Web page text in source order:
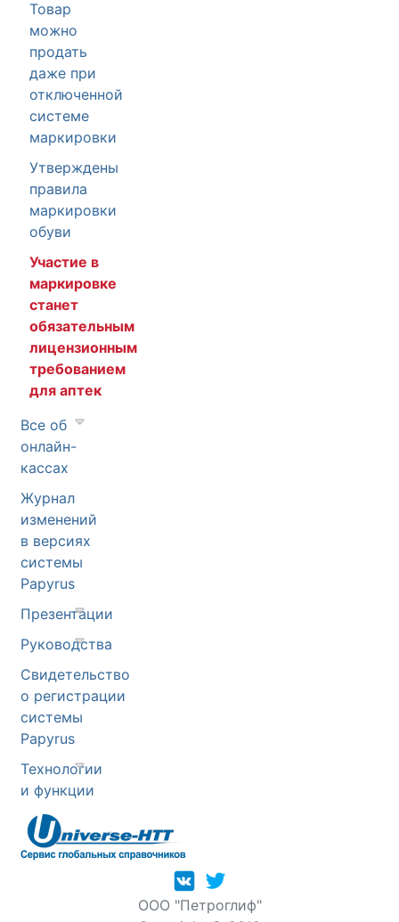
Товар
можно
продать
даже при
отключенной
системе
маркировки
Утверждены
правила
маркировки
обуви
Участие в
маркировке
станет
обязательным
лицензионным
требованием
для аптек
Все об
онлайн-
кассах
Журнал
изменений
в версиях
системы
Papyrus
Презентации
Руководства
Свидетельство
о регистрации
системы
Papyrus
Технологии
и функции
OOO "Петроглиф"